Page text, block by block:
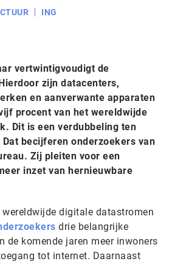
ING
vertwintigvoudigt de
zijn datacenters,
en aanverwante apparaten
procent van het wereldwijde
Dit is een verdubbeling ten
becijferen onderzoekers van
Zij pleiten voor een
inzet van hernieuwbare
wereldwijde digitale datastromen
drie belangrijke
de komende jaren meer inwoners
tot internet. Daarnaast